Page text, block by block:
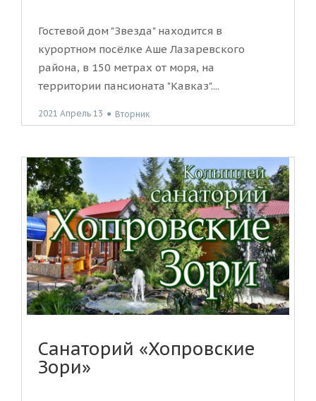
Гостевой дом "Звезда" находится в
курортном посёлке Аше Лазаревского
района, в 150 метрах от моря, на
территории пансионата "Кавказ"....
2021 Апрель 13 ● Вторник
Санаторий «Хопровские
Зори»